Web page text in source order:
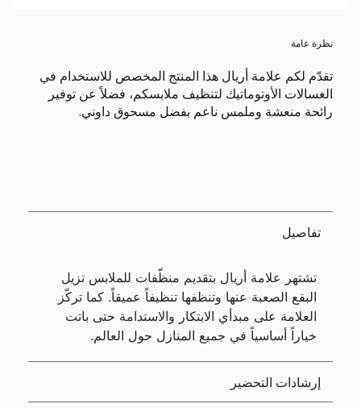
نظرة عامة
تقدّم لكم علامة أريال هذا المنتج المخصص للاستخدام في
الغسالات الأوتوماتيك لتنظيف ملابسكم، فضلاً عن توفير
رائحة منعشة وملمس ناعم بفضل مسحوق داوني.
تفاصيل
تشتهر علامة أريال بتقديم منظّفات للملابس تزيل
البقع الصعبة عنها وتنظفها تنظيفاً عميقاً. كما تركّز
العلامة على مبدأي الابتكار والاستدامة حتى باتت
خياراً أساسياً في جميع المنازل حول العالم.
إرشادات التحضير